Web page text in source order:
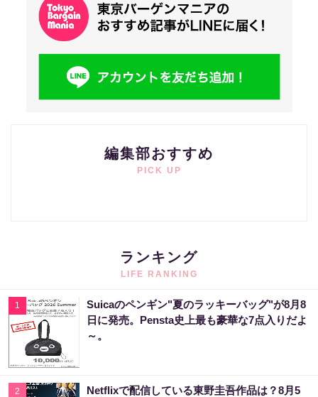
編集部おすすめ
PICK UP
ランキング
LIFE RANKING
1
Suicaのペンギン"夏のラッキーバッグ"が8月8
日に発売。Pensta史上最も豪華な7点入りだよ
～。
2
Netflixで配信している東野圭吾作品は？8月5